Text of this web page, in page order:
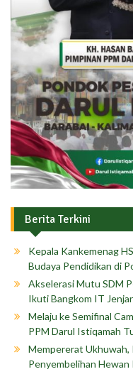
Berita Terkini
Kepala Kankemenag
Budaya Pendidikan di
Akselerasi Mutu SDM
Ikuti Bangkom IT
Melaju ke Semifinal
PPM Darul Istiqamah
Mempererat Ukhuwah,
Penyembelihan Hewan